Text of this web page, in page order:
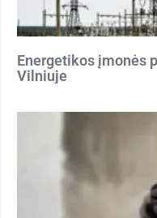
Energetikos įmonės
Vilniuje